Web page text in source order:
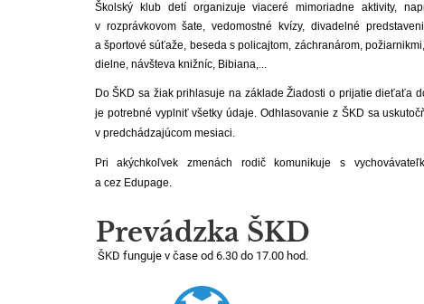
Školský klub detí organizuje viaceré mimoriadne aktivity,
v rozprávkovom šate, vedomostné kvízy, divadelné
a športové súťaže, beseda s policajtom, záchranárom,
dielne, návšteva knižníc, Bibiana,...
Do ŠKD sa žiak prihlasuje na základe Žiadosti o prijatie dieťaťa
je potrebné vyplniť všetky údaje. Odhlasovanie z ŠKD sa
v predchádzajúcom mesiaci.
Pri akýchkoľvek zmenách rodič komunikuje s
a cez Edupage.
Prevádzka ŠKD
ŠKD funguje v čase od 6.30 do 17.00 hod.